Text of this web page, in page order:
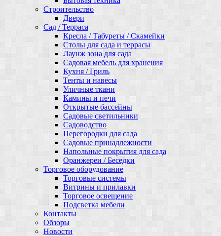
Строительство
Двери
Сад / Терраса
Кресла / Табуреты / Скамейки
Столы для сада и террасы
Лаунж зона для сада
Садовая мебель для хранения
Кухня / Гриль
Тенты и навесы
Уличные ткани
Камины и печи
Открытые бассейны
Садовые светильники
Садоводство
Перегородки для сада
Садовые принадлежности
Напольные покрытия для сада
Оранжереи / Беседки
Торговое оборудование
Торговые системы
Витрины и прилавки
Торговое освещение
Подсветка мебели
Контакты
Обзоры
Новости